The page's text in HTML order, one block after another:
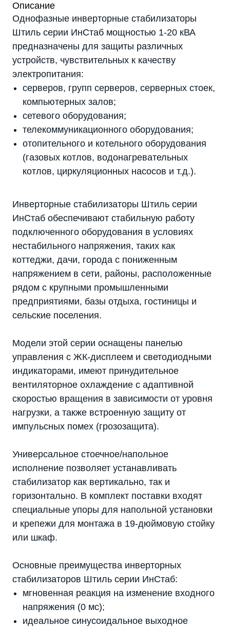
Описание
Однофазные инверторные стабилизаторы
Штиль серии ИнСтаб мощностью 1-20 кВА
предназначены для защиты различных
устройств, чувствительных к качеству
электропитания:
серверов, групп серверов, серверных стоек,
компьютерных залов;
сетевого оборудования;
телекоммуникационного оборудования;
отопительного и котельного оборудования
(газовых котлов, водонагревательных
котлов, циркуляционных насосов и т.д.).
Инверторные стабилизаторы Штиль серии
ИнСтаб обеспечивают стабильную работу
подключенного оборудования в условиях
нестабильного напряжения, таких как
коттеджи, дачи, города с пониженным
напряжением в сети, районы, расположенные
рядом с крупными промышленными
предприятиями, базы отдыха, гостиницы и
сельские поселения.
Модели этой серии оснащены панелью
управления с ЖК-дисплеем и светодиодными
индикаторами, имеют принудительное
вентиляторное охлаждение с адаптивной
скоростью вращения в зависимости от уровня
нагрузки, а также встроенную защиту от
импульсных помех (грозозащита).
Универсальное стоечное/напольное
исполнение позволяет устанавливать
стабилизатор как вертикально, так и
горизонтально. В комплект поставки входят
специальные упоры для напольной установки
и крепежи для монтажа в 19-дюймовую стойку
или шкаф.
Основные преимущества инверторных
стабилизаторов Штиль серии ИнСтаб:
мгновенная реакция на изменение входного
напряжения (0 мс);
идеальное синусоидальное выходное